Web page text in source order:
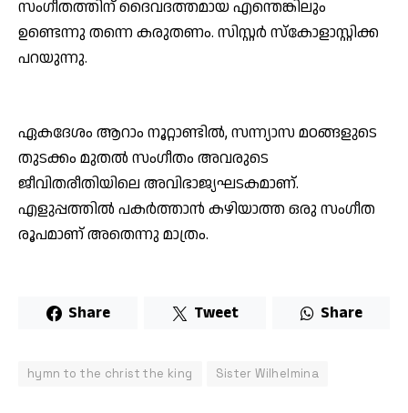
സംഗീതത്തിന് ദൈവദത്തമായ എന്തെങ്കിലും
ഉണ്ടെന്നു തന്നെ കരുതണം. സിസ്റ്റര്‍ സ്‌കോളാസ്റ്റിക്ക
പറയുന്നു.
ഏകദേശം ആറാം നൂറ്റാണ്ടില്‍, സന്ന്യാസ മഠങ്ങളുടെ
തുടക്കം മുതല്‍ സംഗീതം അവരുടെ
ജീവിതരീതിയിലെ അവിഭാജ്യഘടകമാണ്.
എളുപ്പത്തില്‍ പകര്‍ത്താന്‍ കഴിയാത്ത ഒരു സംഗീത
രൂപമാണ് അതെന്നു മാത്രം.
Share Tweet Share
hymn to the christ the king Sister Wilhelmina